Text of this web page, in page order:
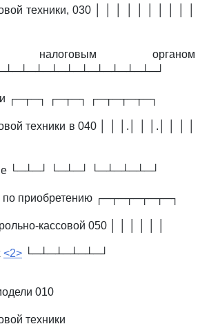
техники, 030 │ │ │ │ │ │ │ │ │ │
налоговым органом
┌─┬─┐ ┌─┬─┐ ┌─┬─┬─┬─┐
техники в 040 │ │ │.│ │ │.│ │ │ │
└─┴─┘ └─┴─┘ └─┴─┴─┴─┘
по приобретению ┌─┬─┬─┬─┬─┐
кассовой 050 │ │ │ │ │ │
<2> └─┴─┴─┴─┴─┘
010
техники